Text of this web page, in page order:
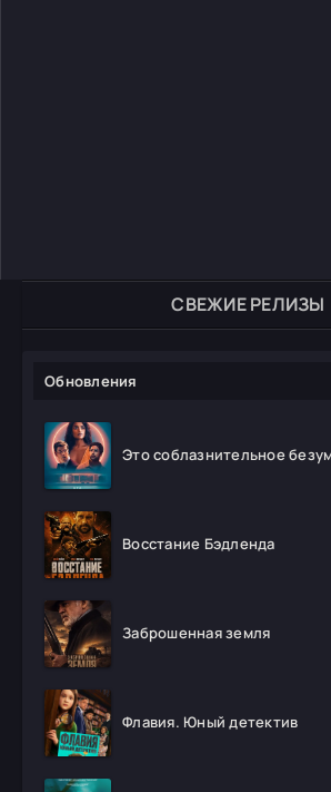
СВЕЖИЕ РЕЛИЗЫ
Обновления
Это соблазнительное
Восстание Бэдленда
Заброшенная земля
Флавия. Юный детектив